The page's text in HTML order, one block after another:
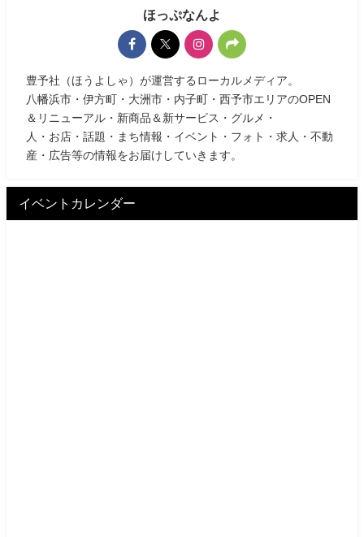
ほっぷなんよ
豊予社（ほうよしゃ）が運営するローカルメディア。
八幡浜市・伊方町・大洲市・内子町・西予市エリアのOPEN
＆リニューアル・新商品＆新サービス・グルメ・
人・お店・話題・まち情報・イベント・フォト・求人・不動
産・広告等の情報をお届けしていきます。
イベントカレンダー